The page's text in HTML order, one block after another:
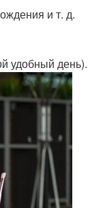
и т. д.
удобный день).